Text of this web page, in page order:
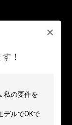
！